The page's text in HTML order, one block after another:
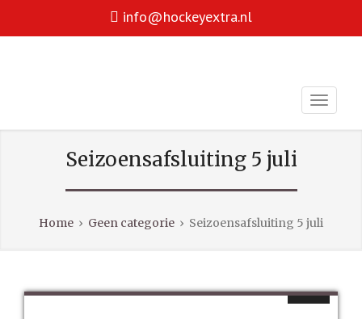
info@hockeyextra.nl
Seizoensafsluiting 5 juli
Home › Geen categorie › Seizoensafsluiting 5 juli